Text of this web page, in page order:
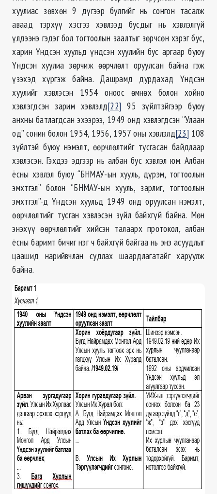
хуулиас зөвхөн 9 дүгээр бүлгийг нь сонгон тасалж
аваад тэрхүү хэсгээ хэвлээд бусдыг нь хэвлэлгүй
үлдээнэ гэдэг бол тогтоолын заалтыг зөрчсөн хэрэг бус,
харин Үндсэн хуульд үндсэн хуулийн бус аргаар буюу
Үндсэн хуулиа зөрчиж өөрчлөлт оруулсан байна гэж
үзэхэд хүргэж байна. Дашрамд дурдахад Үндсэн
хуулийг хэвлэсэн 1954 оноос өмнөх болон хойно
хэвлэгдсэн зарим хэвлэлд[22] 95 зүйлтэйгээр буюу
анхны батлагдсан эхээрээ, 1949 онд хэвлэгдсэн “Улаан
од” сонин болон 1954, 1956, 1957 оны хэвлэлд[23] 108
зүйлтэй буюу нэмэлт, өөрчлөлтийг тусгасан байдлаар
хэвлэсэн. Гэхдээ эдгээр нь албан бус хэвлэл юм. Албан
ёсны хэвлэл буюу “БНМАУ-ын хууль, дүрэм, тогтоолын
эмхтгэл” болон “БНМАУ-ын хууль, зарлиг, тогтоолын
эмхтгэл”-д Үндсэн хуульд 1949 онд оруулсан нэмэлт,
өөрчлөлтийг тусган хэвлэсэн зүйл байхгүй байна. Мөн
энэхүү өөрчлөлтийг хийсэн талаарх протокол, албан
ёсны баримт бичиг нэг ч байхгүй байгаа нь энэ асуудлыг
цаашид нарийвчлан судлах шаардлагатайг харуулж
байна.